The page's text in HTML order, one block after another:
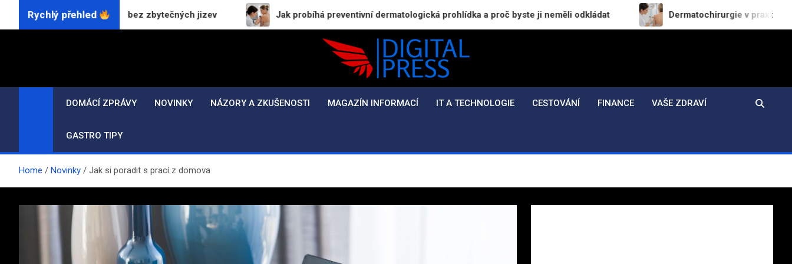
Rychlý přehled
Přesný zákrok bez zbytečných jizev Jak probíhá preventivní dermatologická prohlídka a proč byste ji neměli odkládat Dermatochirurgie v praxi: Jak probíhá
Digital-Press.cz
Kvalitní informace pro každý den
DOMÁCÍ ZPRÁVY
NOVINKY NÁZORY A ZKUŠENOSTI MAGAZÍN INFORMACÍ IT A TECHNOLOGIE CESTOVÁNÍ FINANCE VAŠE ZDRAVÍ
GASTRO TIPY
Home Novinky Jak si poradit s prací z domova